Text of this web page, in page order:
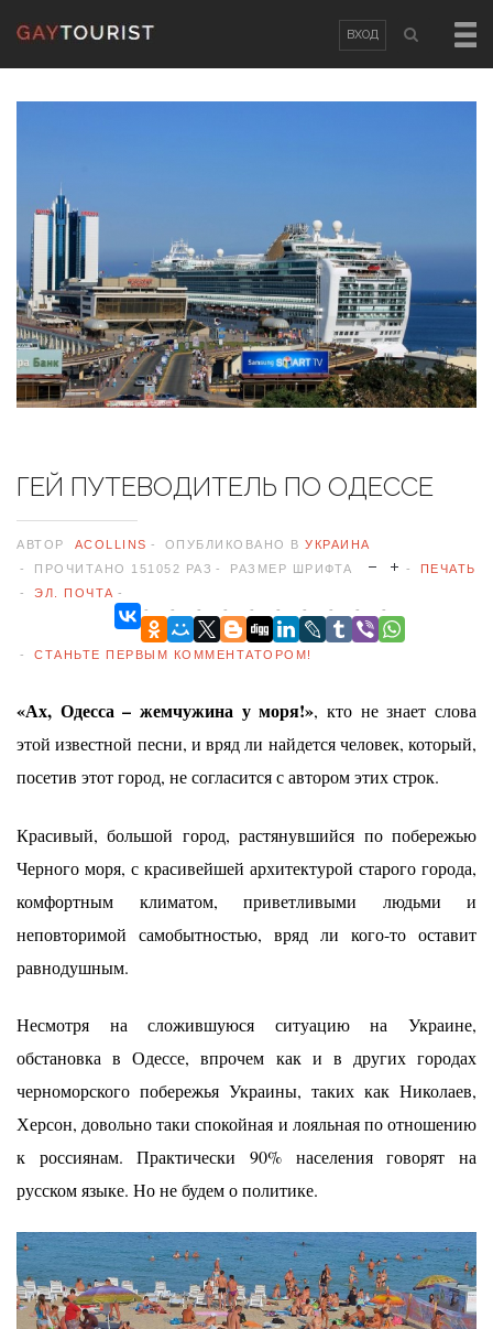
ВХОД
ГЕЙ ПУТЕВОДИТЕЛЬ ПО ОДЕССЕ
АВТОР ACOLLINS ОПУБЛИКОВАНО В УКРАИНА
ПРОЧИТАНО 151052 РАЗ
РАЗМЕР ШРИФТА
ПЕЧАТЬ
ЭЛ. ПОЧТА
СТАНЬТЕ ПЕРВЫМ КОММЕНТАТОРОМ!
«Ах, Одесса – жемчужина у моря!», кто не знает слова
этой известной песни, и вряд ли найдется человек, который,
посетив этот город, не согласится с автором этих строк.
Красивый, большой город, растянувшийся по побережью
Черного моря, с красивейшей архитектурой старого города,
комфортным климатом, приветливыми людьми и
неповторимой самобытностью, вряд ли кого-то оставит
равнодушным.
Несмотря на сложившуюся ситуацию на Украине,
обстановка в Одессе, впрочем как и в других городах
черноморского побережья Украины, таких как Николаев,
Херсон, довольно таки спокойная и лояльная по отношению
к россиянам. Практически 90% населения говорят на
русском языке. Но не будем о политике.
ВХОДORРЕГИСТРАЦИЯ
Пароль
Запомнить меня